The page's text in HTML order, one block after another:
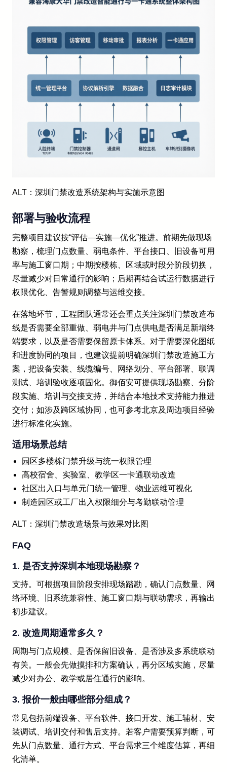
ALT：深圳门禁改造系统架构与实施示意图
部署与验收流程
完整项目建议按“评估—实施—优化”推进。前期先做现场
勘察，梳理门点数量、弱电条件、平台接口、旧设备可用
率与施工窗口期；中期按楼栋、区域或时段分阶段切换，
尽量减少对日常通行的影响；后期再结合试运行数据进行
权限优化、告警规则调整与运维交接。
在落地环节，工程团队通常还会重点关注深圳门禁改造布
线是否需要全部重做、弱电井与门点供电是否满足新增终
端要求，以及是否需要保留原卡体系。对于需要深化图纸
和进度协同的项目，也建议提前明确深圳门禁改造施工方
案，把设备安装、线缆编号、网络划分、平台部署、联调
测试、培训验收逐项固化。御佰安可提供现场勘察、分阶
段实施、培训与交接支持，并结合本地技术支持能力推进
交付；如涉及跨区域协同，也可参考北京及周边项目经验
进行标准化实施。
适用场景总结
园区多楼栋门禁升级与统一权限管理
高校宿舍、实验室、教学区一卡通联动改造
社区出入口与单元门统一管理、物业运维可视化
制造园区或工厂出入权限细分与考勤联动管理
ALT：深圳门禁改造场景与效果对比图
FAQ
1. 是否支持深圳本地现场勘察？
支持。可根据项目阶段安排现场踏勘，确认门点数量、网
络环境、旧系统兼容性、施工窗口期与联动需求，再输出
初步建议。
2. 改造周期通常多久？
周期与门点规模、是否保留旧设备、是否涉及多系统联动
有关。一般会先做摸排和方案确认，再分区域实施，尽量
减少对办公、教学或居住通行的影响。
3. 报价一般由哪些部分组成？
常见包括前端设备、平台软件、接口开发、施工辅材、安
装调试、培训交付和售后支持。若客户需要预算判断，可
先从门点数量、通行方式、平台需求三个维度估算，再细
化清单。